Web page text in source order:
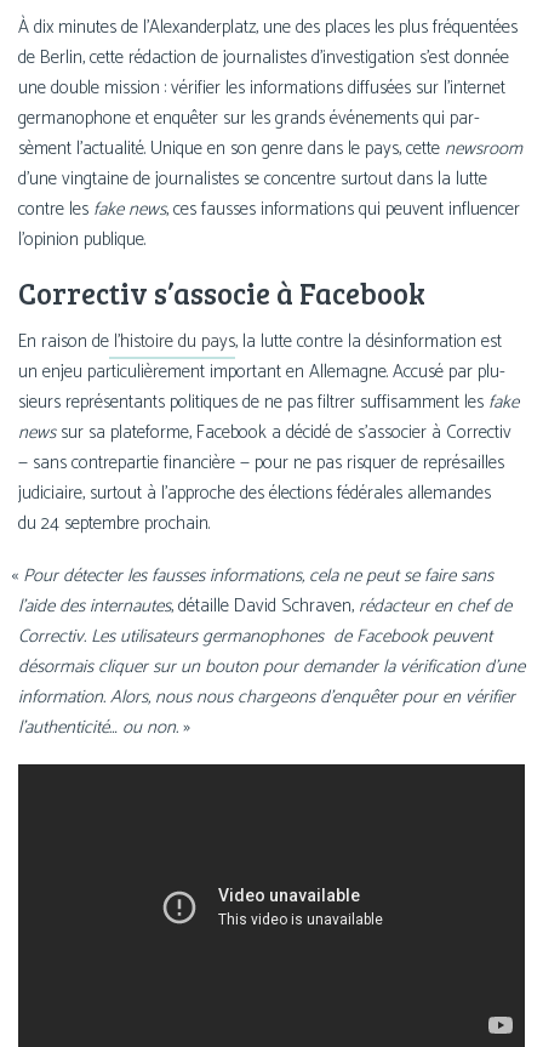
À dix minutes de l’Alexanderplatz, une des places les plus fré­quen­tées
de Berlin, cette rédac­tion de jour­na­listes d’investigation s’est don­née
une double mis­sion : véri­fier les infor­ma­tions dif­fu­sées sur l’internet
ger­ma­no­phone et enquê­ter sur les grands évé­ne­ments qui par­
sèment l’actualité. Unique en son genre dans le pays, cette news­room
d’une ving­taine de jour­na­listes se concentre sur­tout dans la lutte
contre les fake news, ces fausses infor­ma­tions qui peuvent influen­cer
l’opinion publique.
Correctiv s’associe à Facebook
En rai­son de l’his­toire du pays, la lutte contre la dés­in­for­ma­tion est
un enjeu par­ti­cu­liè­re­ment impor­tant en Allemagne. Accusé par plu­
sieurs repré­sen­tants poli­tiques de ne pas fil­trer suf­fi­sam­ment les fake
newssur sa pla­te­forme, Facebook a déci­dé de s’associer à Correctiv
— sans contre­par­tie finan­cière — pour ne pas ris­quer de repré­sailles
judi­ciaire, sur­tout à l’approche des élec­tions fédé­rales alle­mandes
du 24 sep­tembre prochain.
« Pour détec­ter les fausses infor­ma­tions, cela ne peut se faire sans
l’aide des inter­nautes, détaille David Schraven, rédac­teur en chef de
Correctiv. Les uti­li­sa­teurs ger­ma­no­phones de Facebook peuvent
désor­mais cli­quer sur un bou­ton pour deman­der la véri­fi­ca­tion d’une
infor­ma­tion. Alors, nous nous char­geons d’enquêter pour en véri­fier
l’authenticité… ou non.»